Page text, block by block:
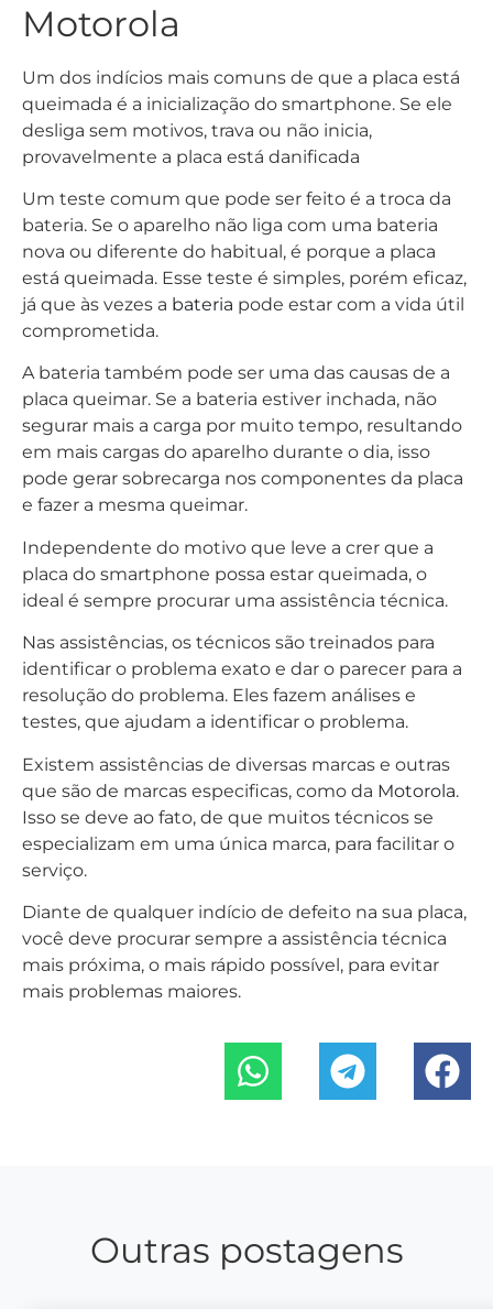
Motorola
Um dos indícios mais comuns de que a placa está
queimada é a inicialização do smartphone. Se ele
desliga sem motivos, trava ou não inicia,
provavelmente a placa está danificada
Um teste comum que pode ser feito é a troca da
bateria. Se o aparelho não liga com uma bateria
nova ou diferente do habitual, é porque a placa
está queimada. Esse teste é simples, porém eficaz,
já que às vezes a bateria pode estar com a vida útil
comprometida.
A bateria também pode ser uma das causas de a
placa queimar. Se a bateria estiver inchada, não
segurar mais a carga por muito tempo, resultando
em mais cargas do aparelho durante o dia, isso
pode gerar sobrecarga nos componentes da placa
e fazer a mesma queimar.
Independente do motivo que leve a crer que a
placa do smartphone possa estar queimada, o
ideal é sempre procurar uma assistência técnica.
Nas assistências, os técnicos são treinados para
identificar o problema exato e dar o parecer para a
resolução do problema. Eles fazem análises e
testes, que ajudam a identificar o problema.
Existem assistências de diversas marcas e outras
que são de marcas especificas, como da Motorola.
Isso se deve ao fato, de que muitos técnicos se
especializam em uma única marca, para facilitar o
serviço.
Diante de qualquer indício de defeito na sua placa,
você deve procurar sempre a assistência técnica
mais próxima, o mais rápido possível, para evitar
mais problemas maiores.
Outras postagens